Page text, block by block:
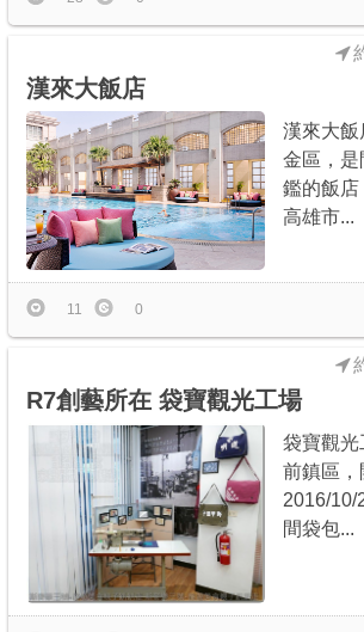
漢來大飯店
漢來大飯
金區，是
鑑的飯店
高雄市...
11 0
R7創藝所在 袋寶觀光工場
袋寶觀光
前鎮區，
2016/10/
間袋包...